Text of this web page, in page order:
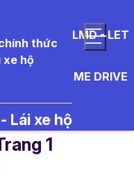
LMD - LET
ME DRIVE
Lái xe hộ
Tài Xế Lái Xe
1​